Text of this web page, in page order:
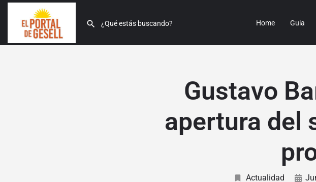
Home Guia
Gustavo
apertura del
Actualidad